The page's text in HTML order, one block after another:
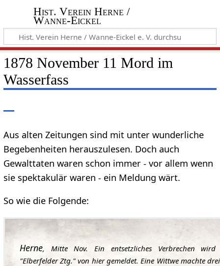
Hist. Verein Herne /
Wanne-Eickel
1878 November 11 Mord im
Wasserfass
Aus alten Zeitungen sind mit unter wunderliche
Begebenheiten herauszulesen. Doch auch
Gewalttaten waren schon immer - vor allem wenn
sie spektakulär waren - ein Meldung wärt.
So wie die Folgende:
Herne, Mitte Nov. Ein entsetzliches Verbrechen wird
"Elberfelder Ztg." von hier gemeldet. Eine Wittwe machte